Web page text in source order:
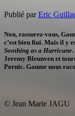
Publié parEric
Non, rassurez-vous,
c’est bien fini. Mais il y
Soothing as a Hurricane.
Jeremy Bleunven et
Pornic. Gaume nous
© Jean Marie JAGU